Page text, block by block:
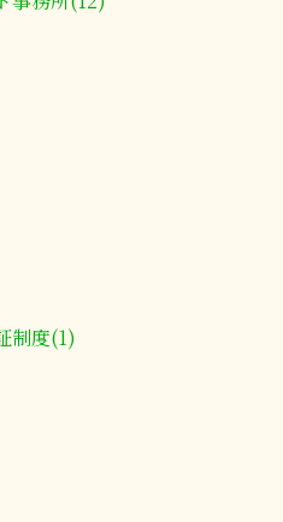
制度(1)